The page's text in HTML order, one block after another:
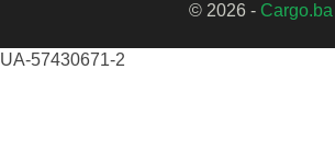
© 2026 - Cargo.ba
UA-57430671-2